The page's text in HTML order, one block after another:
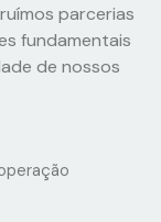
parcerias
fundamentais
de nossos